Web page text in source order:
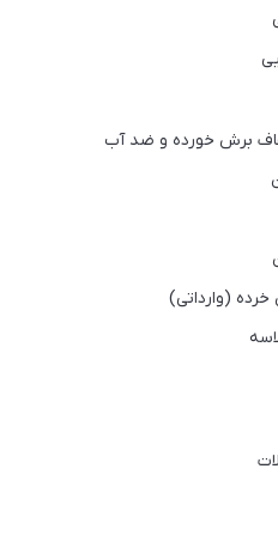
برش خورده و ضد آب
(وارداتی)